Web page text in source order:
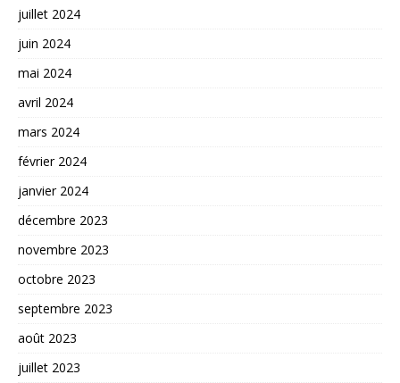
juillet 2024
juin 2024
mai 2024
avril 2024
mars 2024
février 2024
janvier 2024
décembre 2023
novembre 2023
octobre 2023
septembre 2023
août 2023
juillet 2023